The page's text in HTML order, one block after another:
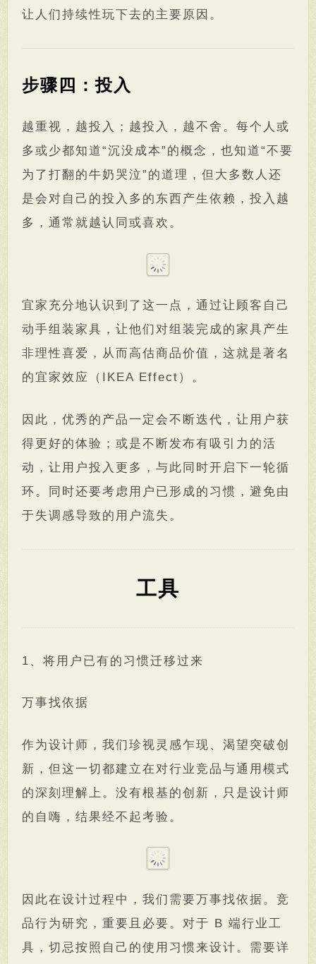
让人们持续性玩下去的主要原因。
步骤四：投入
越重视，越投入；越投入，越不舍。每个人或
多或少都知道“沉没成本”的概念，也知道“不要
为了打翻的牛奶哭泣”的道理，但大多数人还
是会对自己的投入多的东西产生依赖，投入越
多，通常就越认同或喜欢。
宜家充分地认识到了这一点，通过让顾客自己
动手组装家具，让他们对组装完成的家具产生
非理性喜爱，从而高估商品价值，这就是著名
的宜家效应（IKEA Effect）。
因此，优秀的产品一定会不断迭代，让用户获
得更好的体验；或是不断发布有吸引力的活
动，让用户投入更多，与此同时开启下一轮循
环。同时还要考虑用户已形成的习惯，避免由
于失调感导致的用户流失。
工具
1、将用户已有的习惯迁移过来
万事找依据
作为设计师，我们珍视灵感乍现、渴望突破创
新，但这一切都建立在对行业竞品与通用模式
的深刻理解上。没有根基的创新，只是设计师
的自嗨，结果经不起考验。
因此在设计过程中，我们需要万事找依据。竞
品行为研究，重要且必要。对于 B 端行业工
具，切忌按照自己的使用习惯来设计。需要详